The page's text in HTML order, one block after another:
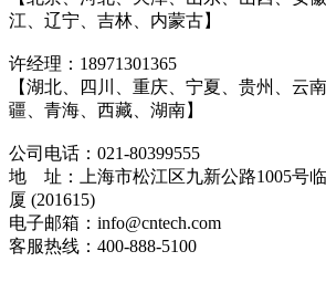
江、辽宁、吉林、内蒙古】
许经理：18971301365
【湖北、四川、重庆、宁夏、贵州、云
疆、青海、西藏、湖南】
公司电话：021-80399555
地 址：上海市松江区九新公路1005号
厦 (201615)
电子邮箱：info@cntech.com
客服热线：400-888-5100